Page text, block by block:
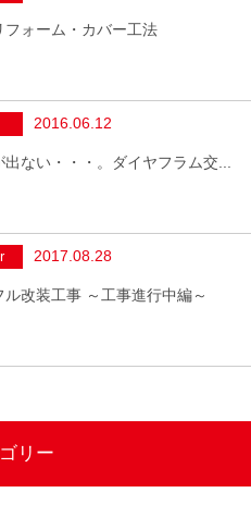
フォーム・カバー工法
2016.06.12
出ない・・・。ダイヤフラム交...
2017.08.28
ル改装工事 ～工事進行中編～
リー